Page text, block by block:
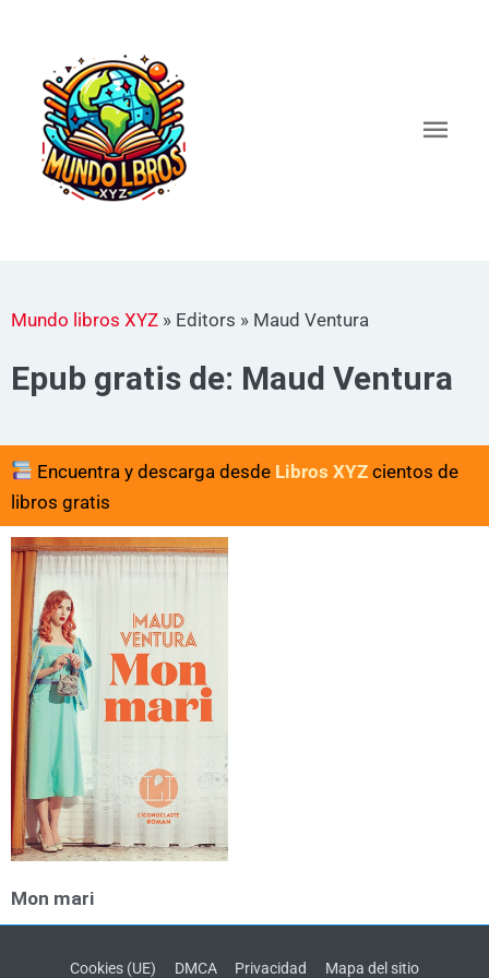
contenido
Mundo libros XYZ » Editors » Maud Ventura
Epub gratis de: Maud Ventura
Encuentra y descarga desde Libros XYZcientos de
libros gratis
Mon mari
Cookies (UE) DMCA Privacidad Mapa del sitio